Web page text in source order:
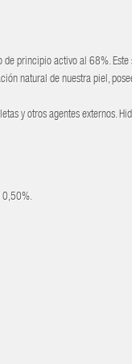
principio activo al 68%. Este
natural de nuestra piel,
y otros agentes externos.
0,50%.